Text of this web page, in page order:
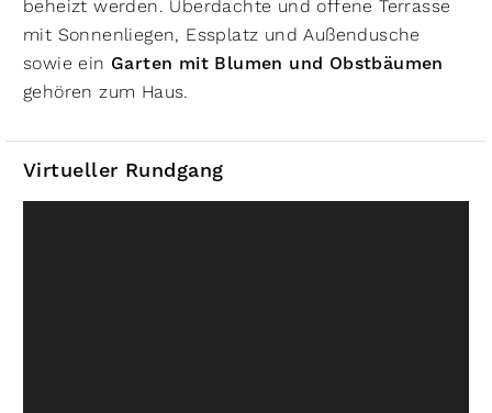
beheizt werden. Überdachte und offene Terrasse
mit Sonnenliegen, Essplatz und Außendusche
sowie ein Garten mit Blumen und Obstbäumen
gehören zum Haus.
Virtueller Rundgang